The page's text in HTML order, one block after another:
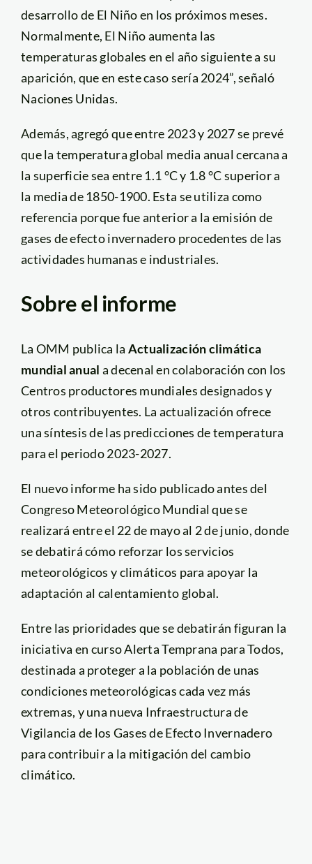
desarrollo de El Niño en los próximos meses.
Normalmente, El Niño aumenta las
temperaturas globales en el año siguiente a su
aparición, que en este caso sería 2024”, señaló
Naciones Unidas.
Además, agregó que entre 2023 y 2027 se prevé
que la temperatura global media anual cercana a
la superficie sea entre 1.1 °C y 1.8 °C superior a
la media de 1850-1900. Esta se utiliza como
referencia porque fue anterior a la emisión de
gases de efecto invernadero procedentes de las
actividades humanas e industriales.
Sobre el informe
La OMM publica la Actualización climática
mundial anual a decenal en colaboración con los
Centros productores mundiales designados y
otros contribuyentes. La actualización ofrece
una síntesis de las predicciones de temperatura
para el periodo 2023-2027.
El nuevo informe ha sido publicado antes del
Congreso Meteorológico Mundial que se
realizará entre el 22 de mayo al 2 de junio, donde
se debatirá cómo reforzar los servicios
meteorológicos y climáticos para apoyar la
adaptación al calentamiento global.
Entre las prioridades que se debatirán figuran la
iniciativa en curso Alerta Temprana para Todos,
destinada a proteger a la población de unas
condiciones meteorológicas cada vez más
extremas, y una nueva Infraestructura de
Vigilancia de los Gases de Efecto Invernadero
para contribuir a la mitigación del cambio
climático.